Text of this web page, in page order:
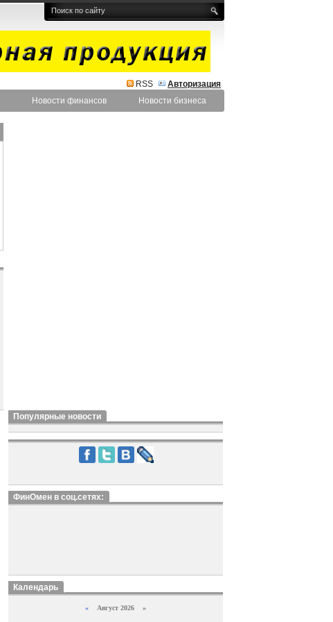
RSS
Авторизация
Новости финансов Новости бизнеса
Популярные новости
ФинОмен в соц.сетях:
Календарь
« Август 2026 »